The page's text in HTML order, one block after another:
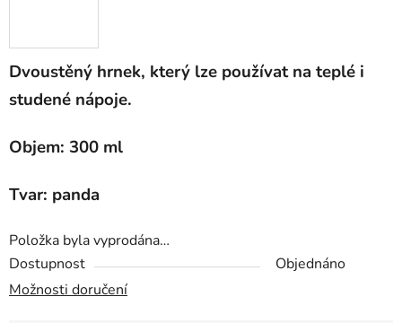
Dvoustěný hrnek, který lze používat na teplé i
studené nápoje.
Objem: 300 ml
Tvar: panda
Položka byla vyprodána…
Dostupnost
Objednáno
Možnosti doručení